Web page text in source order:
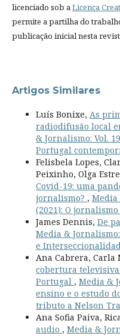
licenciado sob aLicença
permite a partilha do
publicação inicial nesta
Artigos Similares
Luís Bonixe, As
radiodifusão local
& Jornalismo: Vol.
Portugal
Felisbela Lopes,
Peixinho, Olga
Covid-19: uma
jornalismo? , Media
(2021): O
James Dennis, De
Media &
e
Ana Cabrera,
cobertura
Portugal , Media &
ensino e o estudo
tributo a Nelson
Ana Sofia Paiva,
audio , Media &